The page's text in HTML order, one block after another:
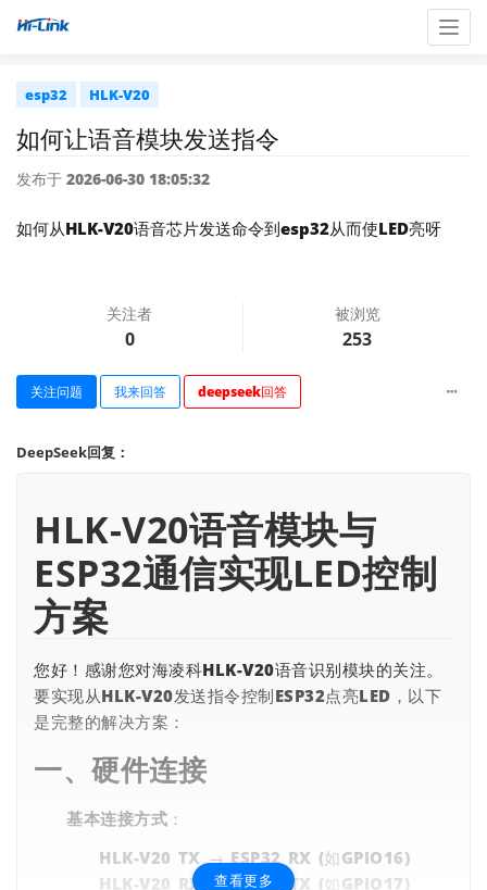
esp32 HLK-V20
如何让语音模块发送指令
发布于 2026-06-30 18:05:32
如何从HLK-V20语音芯片发送命令到esp32从而使LED亮呀
查看更多
关注者
0
被浏览
253
关注问题 我来回答 deepseek回答
DeepSeek回复：
HLK-V20语音模块与
ESP32通信实现LED控制
方案
您好！感谢您对海凌科HLK-V20语音识别模块的关注。
要实现从HLK-V20发送指令控制ESP32点亮LED，以下
是完整的解决方案：
一、硬件连接
基本连接方式 ：
HLK-V20 TX → ESP32 RX (如GPIO16)
HLK-V20 RX → ESP32 TX (如GPIO17)
查看更多